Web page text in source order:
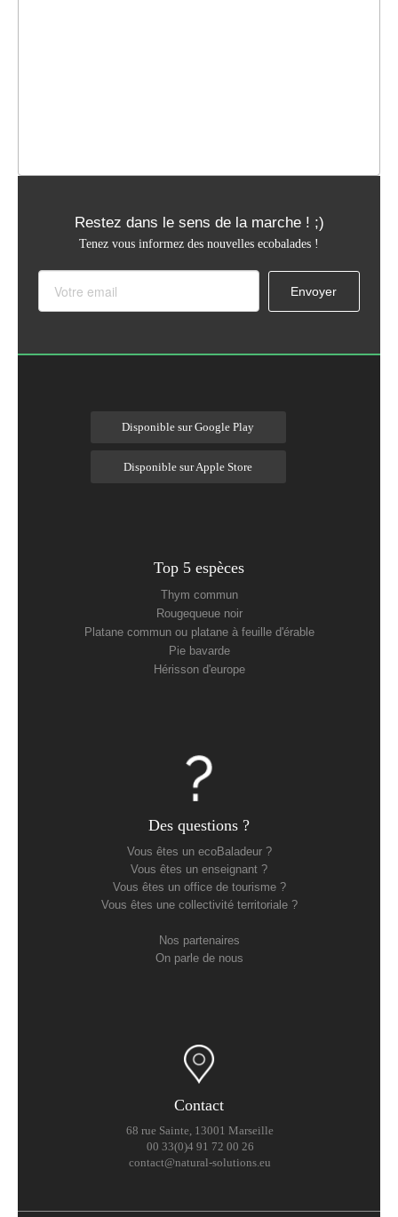
Restez dans le sens de la marche ! ;)
Tenez vous informez des nouvelles ecobalades !
Disponible sur Google Play
Disponible sur Apple Store
Top 5 espèces
Thym commun
Rougequeue noir
Platane commun ou platane à feuille d'érable
Pie bavarde
Hérisson d'europe
Des questions ?
Vous êtes un ecoBaladeur ?
Vous êtes un enseignant ?
Vous êtes un office de tourisme ?
Vous êtes une collectivité territoriale ?
Nos partenaires
On parle de nous
Contact
68 rue Sainte, 13001 Marseille
00 33(0)4 91 72 00 26
contact@natural-solutions.eu